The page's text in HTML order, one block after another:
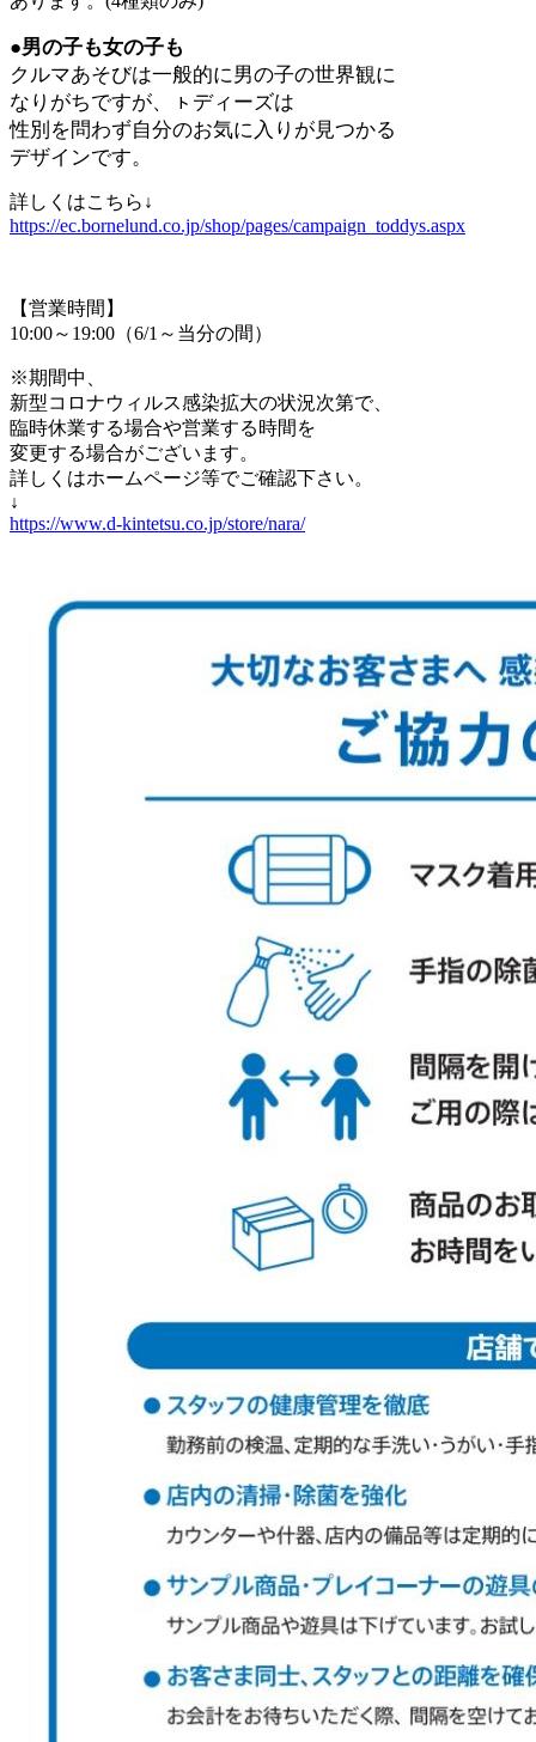
●男の子も女の子も
クルマあそびは一般的に男の子の世界観に
なりがちですが、ㇳディーズは
性別を問わず自分のお気に入りが見つかる
デザインです。
詳しくはこちら↓
https://ec.bornelund.co.jp/shop/pages/campaign_toddys.aspx
【営業時間】
10:00～19:00（6/1～当分の間）
※期間中、
新型コロナウィルス感染拡大の状況次第で、
臨時休業する場合や営業する時間を
変更する場合がございます。
詳しくはホームページ等でご確認下さい。
↓
https://www.d-kintetsu.co.jp/store/nara/